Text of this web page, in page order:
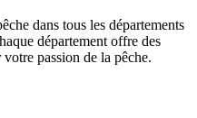
dans tous les départements
département offre des
passion de la pêche.